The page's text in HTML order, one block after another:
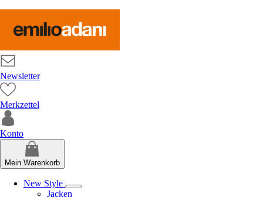
Newsletter
Merkzettel
Konto
Mein Warenkorb
New Style
Jacken